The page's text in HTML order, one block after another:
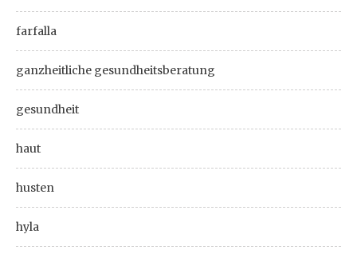
farfalla
ganzheitliche gesundheitsberatung
gesundheit
haut
husten
hyla